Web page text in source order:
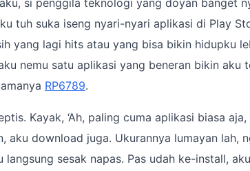
si penggila teknologi yang doyan banget
tuh suka iseng nyari-nyari aplikasi di Play
yang lagi hits atau yang bisa bikin hidupku
nemu satu aplikasi yang beneran bikin aku
RP6789.
Kayak, ‘Ah, paling cuma aplikasi biasa
aku download juga. Ukurannya lumayan lah,
langsung sesak napas. Pas udah ke-install,